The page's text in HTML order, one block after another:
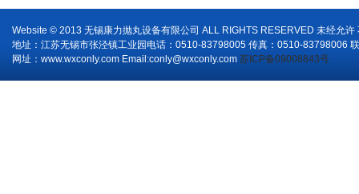
Website © 2013 无锡康力抛丸设备有限公司 ALL RIGHTS RESERVED 未经允许
地址：江苏无锡市张泾镇工业园电话：0510-83798005 传真：0510-83798006
网址：www.wxconly.com Email:conly@wxconly.com 苏ICP备09008843号